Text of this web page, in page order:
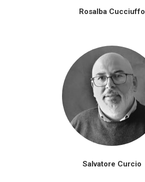
Rosalba Cucciuffo
Salvatore Curcio